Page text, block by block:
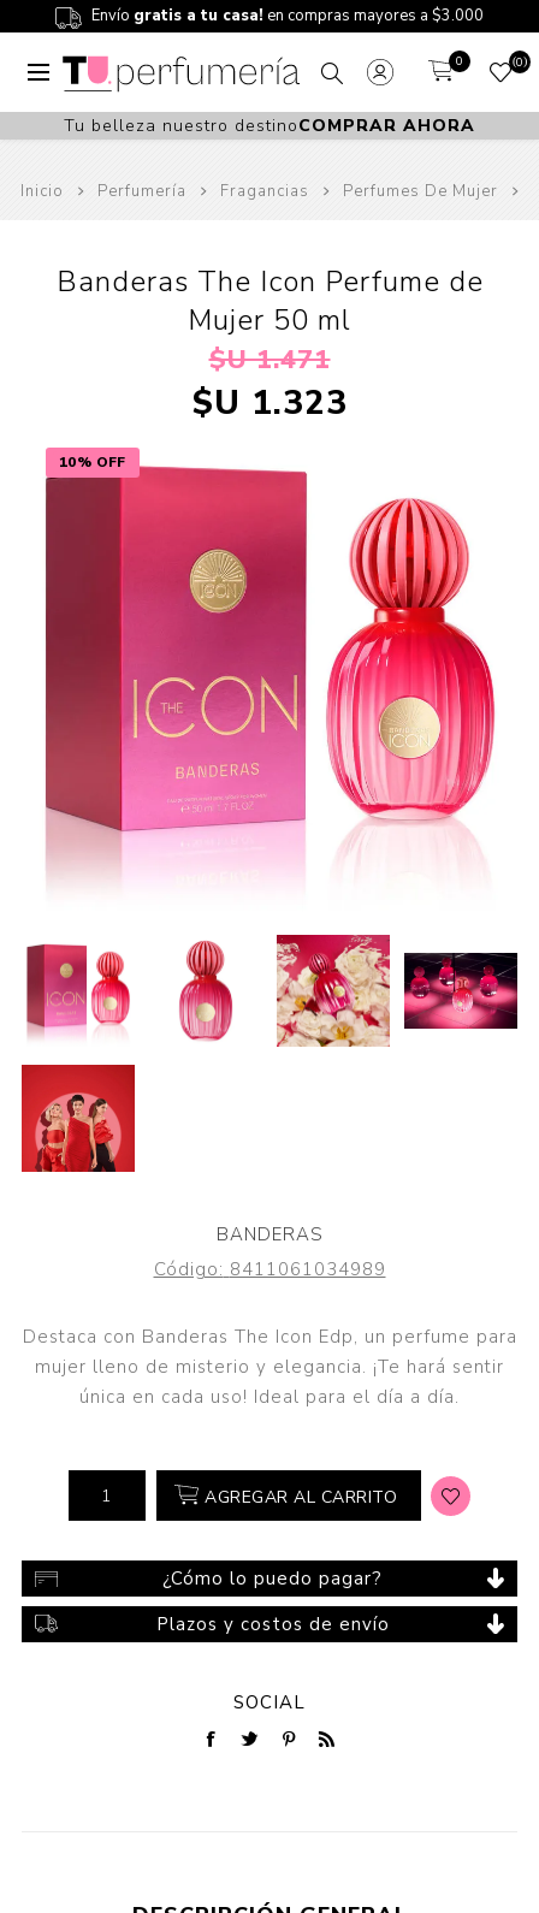
Envío gratis a tu casa! en compras mayores a $3.000
0 0
Tu belleza nuestro destinoCOMPRAR AHORA
Inicio Perfumería Fragancias Perfumes De Mujer
10% OFF
Banderas The Icon Perfume de
Mujer 50 ml
$U 1.471
$U 1.323
BANDERAS
Código: 8411061034989
Destaca con Banderas The Icon Edp, un perfume para
mujer lleno de misterio y elegancia. ¡Te hará sentir
única en cada uso! Ideal para el día a día.
AGREGAR AL CARRITO
¿Cómo lo puedo pagar?
Plazos y costos de envío
SOCIAL